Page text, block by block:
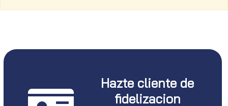
Hazte cliente de
fidelizacion